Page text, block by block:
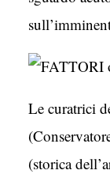
Le curatrici
(storica